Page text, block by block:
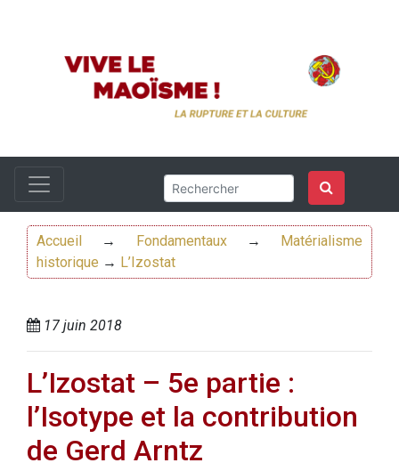
Accueil → Fondamentaux→
Matérialisme
historique → L’Izostat
17 juin 2018
L’Izostat – 5e partie :
l’Isotype et la contribution
de Gerd Arntz